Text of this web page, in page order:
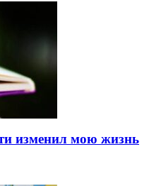
изменил мою жизнь